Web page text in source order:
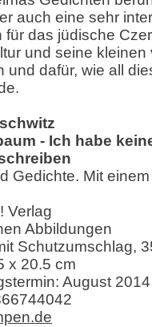
auch eine sehr
für das jüdische
und seine kleinen
und dafür, wie all
- Ich habe
Gedichte. Mit
Verlag
Abbildungen
Schutzumschlag,
x 20.5 cm
August 2014